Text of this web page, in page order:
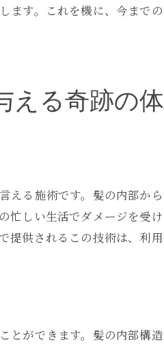
する効果
を切り拓く技術
実現する新しい美の可能性
トメントの力
テオトリートメント
る変化
す。これを機に、今まで
える奇跡の
る施術です。髪の内部か
しい生活でダメージを受
供されるこの技術は、利
ができます。髪の内部構